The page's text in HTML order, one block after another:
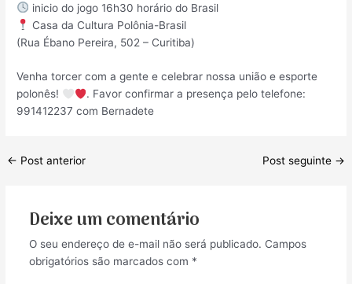
inicio do jogo 16h30 horário do Brasil
Casa da Cultura Polônia-Brasil
(Rua Ébano Pereira, 502 – Curitiba)
Venha torcer com a gente e celebrar nossa união e esporte
polonês!
. Favor confirmar a presença pelo telefone:
991412237 com Bernadete
Post
← Post anterior Post seguinte →
Deixe um comentário
O seu endereço de e-mail não será publicado. Campos
obrigatórios são marcados com *